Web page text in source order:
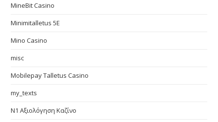
MineBit Casino
Minimitalletus 5E
Mino Casino
misc
Mobilepay Talletus Casino
my_texts
N1 Αξιολόγηση Καζίνο